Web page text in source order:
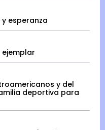
esperanza
ejemplar
y del
deportiva para